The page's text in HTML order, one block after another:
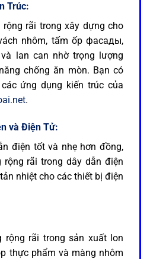
Trúc:
rãi trong xây dựng cho
nhôm, tấm ốp фасады,
lan can nhờ trọng lượng
chống ăn mòn. Bạn có
ứng dụng kiến trúc của
.
và Điện Tử:
điện tốt và nhẹ hơn đồng,
rãi trong dây dẫn điện
nhiệt cho các thiết bị điện
rộng rãi trong sản xuất lon
thực phẩm và màng nhôm